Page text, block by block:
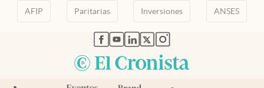
AFIP Paritarias Inversiones ANSES
abre en nueva pestaña
abre en nueva pestaña
abre en nueva pestaña
abre en nueva pestaña
abre en nueva pestaña